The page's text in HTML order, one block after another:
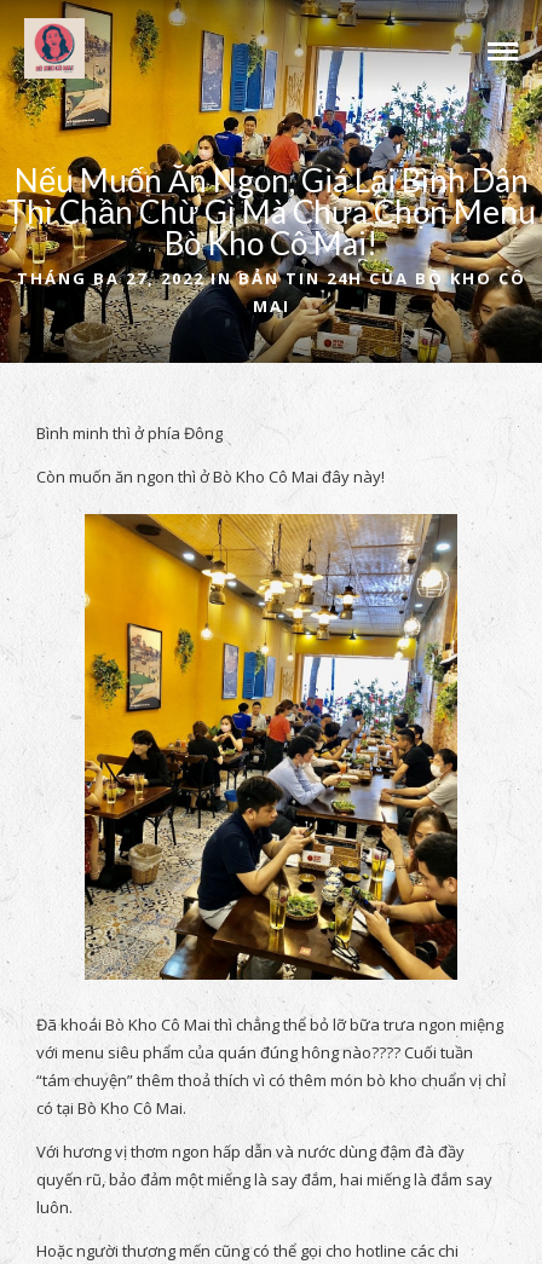
Nếu Muốn Ăn Ngon, Giá Lại Bình Dân
Thì Chần Chừ Gì Mà Chưa Chọn Menu
Bò Kho Cô Mai!
THÁNG BA 27, 2022 INBẢN TIN 24H CỦA BÒ KHO CÔ
MAI
Bình minh thì ở phía Đông
Còn muốn ăn ngon thì ở Bò Kho Cô Mai đây này!
Đã khoái Bò Kho Cô Mai thì chẳng thể bỏ lỡ bữa trưa ngon miệng
với menu siêu phẩm của quán đúng hông nào???? Cuối tuần
“tám chuyện” thêm thoả thích vì có thêm món bò kho chuẩn vị chỉ
có tại Bò Kho Cô Mai.
Với hương vị thơm ngon hấp dẫn và nước dùng đậm đà đầy
quyến rũ, bảo đảm một miếng là say đắm, hai miếng là đắm say
luôn.
Hoặc người thương mến cũng có thể gọi cho hotline các chi